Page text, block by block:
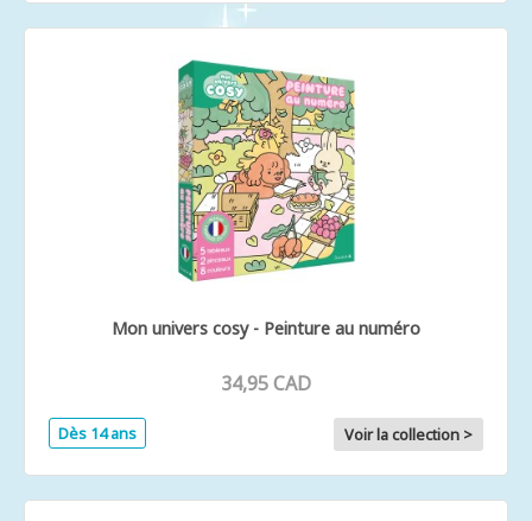
Mon univers cosy - Peinture au numéro
34,95 CAD
Dès 14 ans Voir la collection >